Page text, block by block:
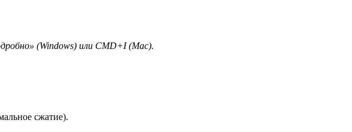
(Windows) или CMD+I (Mac).
сжатие).